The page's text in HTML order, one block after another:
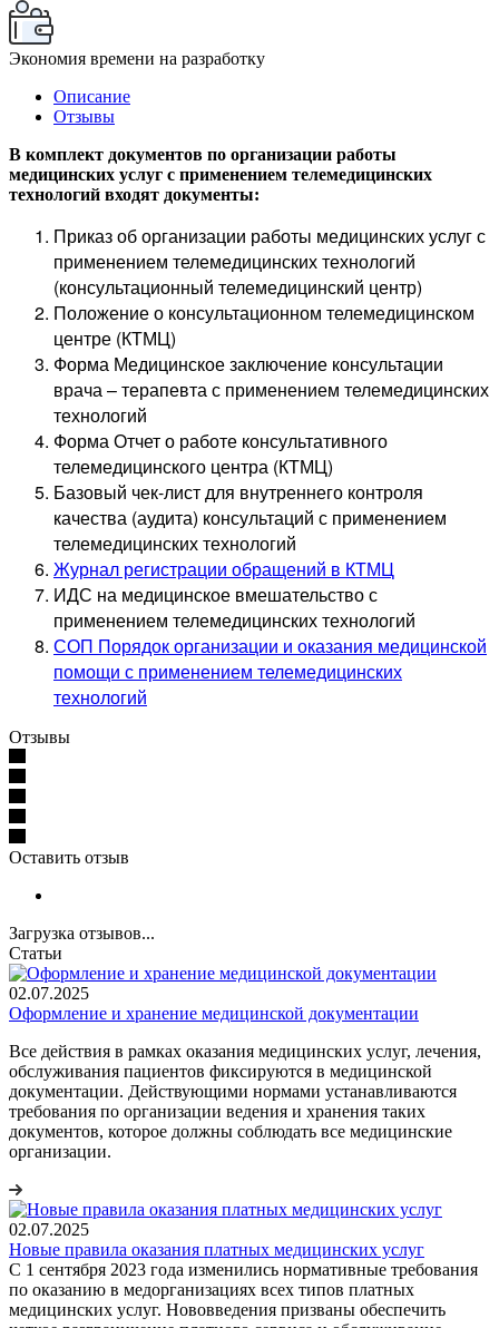
Экономия времени на разработку
Описание
Отзывы
В комплект документов по организации работы
медицинских услуг с применением телемедицинских
технологий входят документы:
Приказ об организации работы медицинских услуг с
применением телемедицинских технологий
(консультационный телемедицинский центр)
Положение о консультационном телемедицинском
центре (КТМЦ)
Форма Медицинское заключение консультации
врача – терапевта с применением телемедицинских
технологий
Форма Отчет о работе консультативного
телемедицинского центра (КТМЦ)
Базовый чек-лист для внутреннего контроля
качества (аудита) консультаций с применением
телемедицинских технологий
Журнал регистрации обращений в КТМЦ
ИДС на медицинское вмешательство с
применением телемедицинских технологий
СОП Порядок организации и оказания медицинской
помощи с применением телемедицинских
технологий
Отзывы
Оставить отзыв
Загрузка отзывов...
Статьи
02.07.2025
Оформление и хранение медицинской документации
Все действия в рамках оказания медицинских услуг, лечения,
обслуживания пациентов фиксируются в медицинской
документации. Действующими нормами устанавливаются
требования по организации ведения и хранения таких
документов, которое должны соблюдать все медицинские
организации.
02.07.2025
Новые правила оказания платных медицинских услуг
С 1 сентября 2023 года изменились нормативные требования
по оказанию в медорганизациях всех типов платных
медицинских услуг. Нововведения призваны обеспечить